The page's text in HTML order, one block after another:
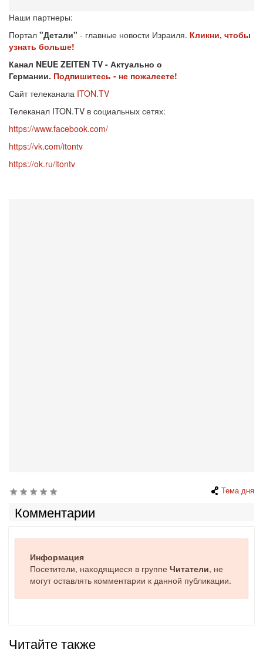
Наши партнеры:
Портал "Детали" - главные новости Израиля. Кликни, чтобы
узнать больше!
Канал NEUE ZEITEN TV - Актуально о
Германии. Подпишитесь - не пожалеете!
Сайт телеканала ITON.TV
Телеканал ITON.TV в социальных сетях:
https://www.facebook.com/
https://vk.com/itontv
https://ok.ru/itontv
Тема дня
Комментарии
Информация
Посетители, находящиеся в группе Читатели, не
могут оставлять комментарии к данной публикации.
Читайте также